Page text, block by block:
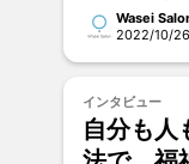
く。 | 馬
Wasei
2022/10/
インタビュー
自分も人